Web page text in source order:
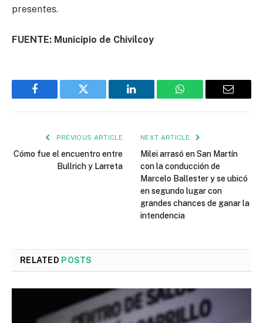
presentes.
FUENTE: Municipio de Chivilcoy
Facebook Twitter LinkedIn WhatsApp Email
PREVIOUS ARTICLE
Cómo fue el encuentro entre
Bullrich y Larreta
NEXT ARTICLE
Milei arrasó en San Martín
con la conducción de
Marcelo Ballester y se ubicó
en segundo lugar con
grandes chances de ganar la
intendencia
RELATED POSTS